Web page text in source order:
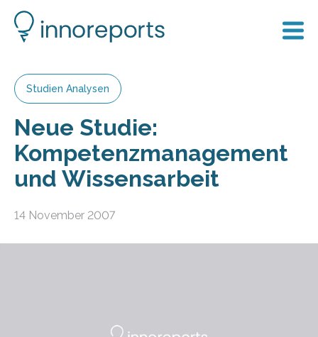
Studien Analysen
Neue Studie:
Kompetenzmanagement
und Wissensarbeit
14 November 2007